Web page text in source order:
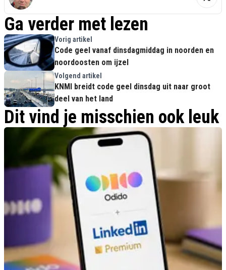
Ga verder met lezen
Vorig artikel
Code geel vanaf dinsdagmiddag in noorden en
noordoosten om ijzel
Volgend artikel
KNMI breidt code geel dinsdag uit naar groot
deel van het land
Dit vind je misschien ook leuk